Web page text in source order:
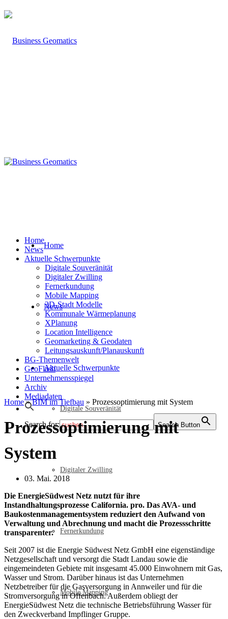
Home
News
Aktuelle Schwerpunkte
Digitale Souveränität
Digitaler Zwilling
Fernerkundung
Mobile Mapping
Home
News
Aktuelle Schwerpunkte
Digitale Souveränität
Digitaler Zwilling
Fernerkundung
Mobile Mapping
3D-Stadt Modelle
Kommunale Wärmeplanung
XPlanung
Location Intelligence
Geomarketing & Geodaten
Leitungsauskunft/Planauskunft
BG-Themenwelt
GeoFlash
Unternehmensspiegel
Archiv
Mediadaten
Search for: Search Button
Home»BIM im Tiefbau » Prozessoptimierung mit System
Prozessoptimierung mit
System
03. Mai. 2018
Die EnergieSüdwest Netz nutzt für ihre
Instandhaltungsprozesse California. pro. Das AVA- und
Baukostenmanagementsystem reduziert den Aufwand von
Verwaltung und Abrechnung und macht die Prozessschritte
transparenter.
Seit 2007 ist die Energie Südwest Netz GmbH eine eigenständige
Netzgesellschaft und versorgt die Stadt Landau sowie die
eingemeindeten Gebiete mit insgesamt 45.000 Einwohnern mit Gas,
Wasser und Strom. Darüber hinaus ist das Unternehmen
Netzbetreiber für die Gasversorgung in Annweiler und für die
Stromversorgung in Offenbach. Außerdem obliegt der
EnergieSüdwest Netz die technische Betriebsführung Wasser für
den Zweckverband Impflinger Gruppe.